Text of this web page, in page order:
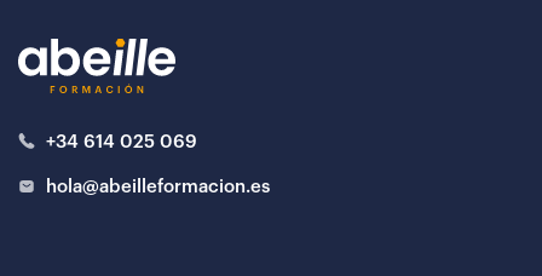
+34 614 025 069
hola@abeilleformacion.es